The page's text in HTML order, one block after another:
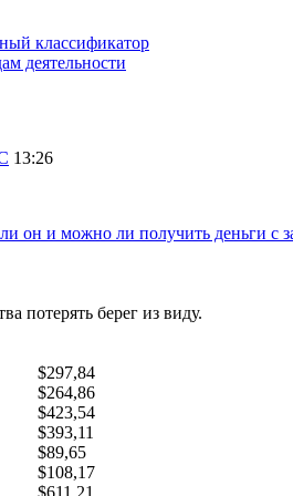
классификатор
деятельности
13:26
он и можно ли получить деньги с
потерять берег из виду.
$297,84
$264,86
$423,54
$393,11
$89,65
$108,17
$611,21